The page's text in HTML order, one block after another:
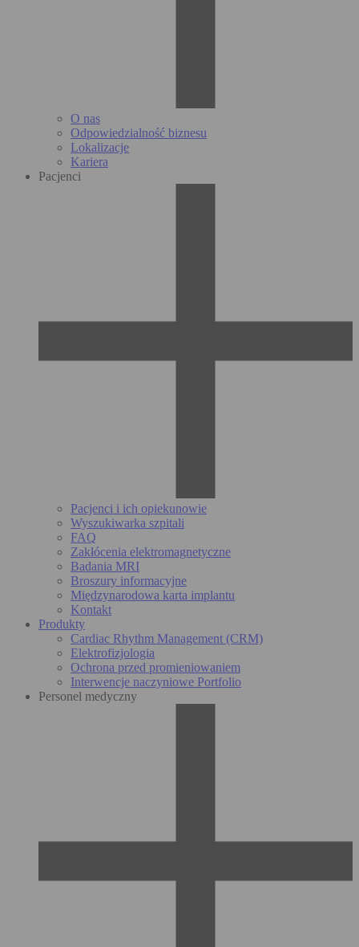
O nas
Odpowiedzialność biznesu
Lokalizacje
Kariera
Pacjenci
Pacjenci i ich opiekunowie
Wyszukiwarka szpitali
FAQ
Zakłócenia elektromagnetyczne
Badania MRI
Broszury informacyjne
Międzynarodowa karta implantu
Kontakt
Produkty
Cardiac Rhythm Management (CRM)
Elektrofizjologia
Ochrona przed promieniowaniem
Interwencje naczyniowe Portfolio
Personel medyczny